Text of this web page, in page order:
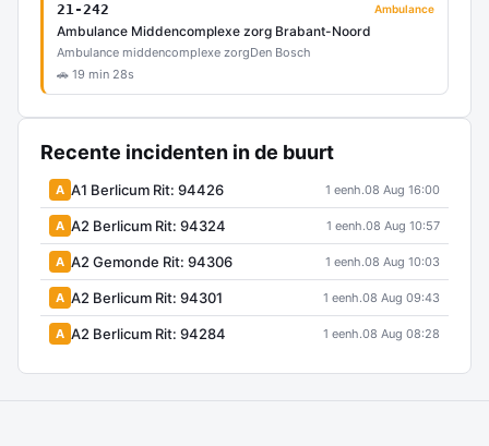
21-242 Ambulance
Ambulance Middencomplexe zorg Brabant-Noord
Ambulance middencomplexe zorgDen Bosch
🚗 19 min 28s
Recente incidenten in de buurt
A A1 Berlicum Rit: 94426 1 eenh.08 Aug 16:00
A A2 Berlicum Rit: 94324 1 eenh.08 Aug 10:57
A A2 Gemonde Rit: 94306 1 eenh.08 Aug 10:03
A A2 Berlicum Rit: 94301 1 eenh.08 Aug 09:43
A A2 Berlicum Rit: 94284 1 eenh.08 Aug 08:28